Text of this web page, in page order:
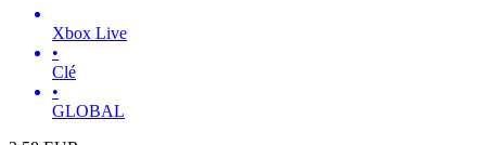
Xbox Live
•
Clé
•
GLOBAL